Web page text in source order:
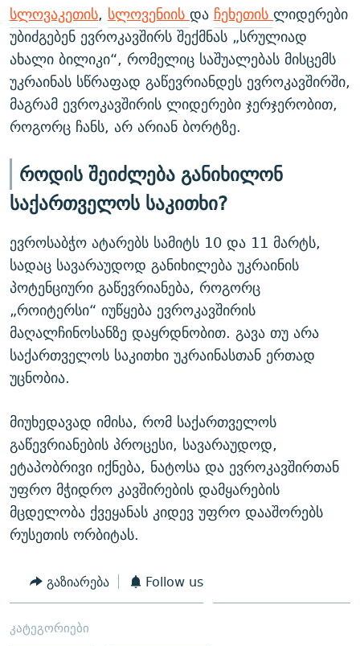
სლოვაკეთის, სლოვენიისდაჩეხეთისლიდერები
უბიძგებენ ევროკავშირს შექმნას „სრულიად
ახალი ბილიკი“, რომელიც საშუალებას მისცემს
უკრაინას სწრაფად გაწევრიანდეს ევროკავშირში,
მაგრამ ევროკავშირის ლიდერები ჯერჯერობით,
როგორც ჩანს, არ არიან ბორტზე.
როდის შეიძლება განიხილონ
საქართველოს საკითხი?
ევროსაბჭო ატარებს სამიტს 10 და 11 მარტს,
სადაც სავარაუდოდ განიხილება უკრაინის
პოტენციური გაწევრიანება, როგორც
„როიტერსი“ იუწყება ევროკავშირის
მაღალჩინოსანზე დაყრდნობით. გავა თუ არა
საქართველოს საკითხი უკრაინასთან ერთად
უცნობია.
მიუხედავად იმისა, რომ საქართველოს
გაწევრიანების პროცესი, სავარაუდოდ,
ეტაპობრივი იქნება, ნატოსა და ევროკავშირთან
უფრო მჭიდრო კავშირების დამყარების
მცდელობა ქვეყანას კიდევ უფრო დააშორებს
რუსეთის ორბიტას.
გაზიარება Follow us
კატეგორიები